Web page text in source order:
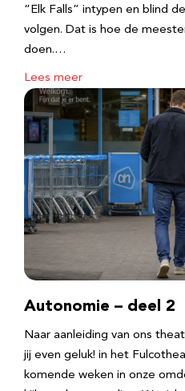
“Elk Falls” intypen en blind
volgen. Dat is hoe de
doen.…
Lees meer
Autonomie – deel 2
Naar aanleiding van ons
jij even geluk! in het
komende weken in onze